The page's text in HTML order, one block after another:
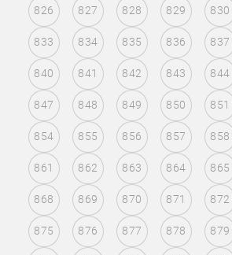
826 827 828 829 830
833 834 835 836 837
840 841 842 843 844
847 848 849 850 851
854 855 856 857 858
861 862 863 864 865
868 869 870 871 872
875 876 877 878 879